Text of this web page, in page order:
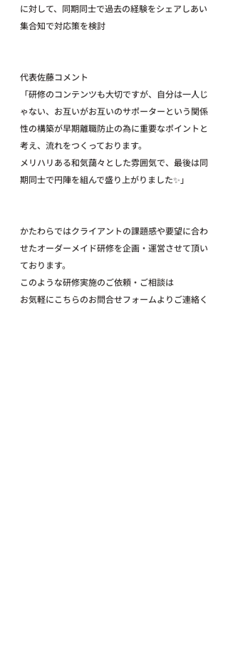
に対して、同期同士で過去の経験をシェアしあい
集合知で対応策を検討
代表佐藤コメント
「研修のコンテンツも大切ですが、自分は一人じ
ゃない、お互いがお互いのサポーターという関係
性の構築が早期離職防止の為に重要なポイントと
考え、流れをつくっております。
メリハリある和気藹々とした雰囲気で、最後は同
期同士で円陣を組んで盛り上がりました✨」
かたわらではクライアントの課題感や要望に合わ
せたオーダーメイド研修を企画・運営させて頂い
ております。
このような研修実施のご依頼・ご相談は
お気軽にこちらのお問合せフォームよりご連絡く